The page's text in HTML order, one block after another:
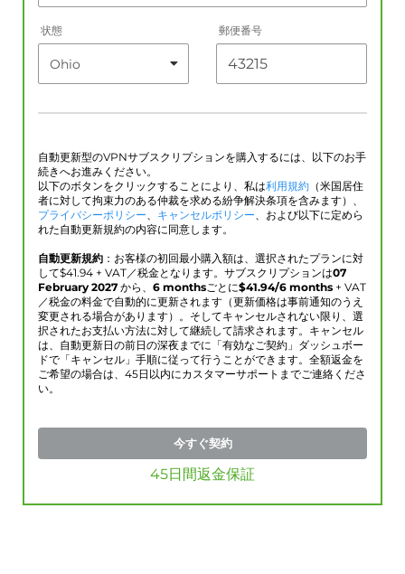
状態 郵便番号
自動更新型のVPNサブスクリプションを購入するには、以下のお手
続きへお進みください。
以下のボタンをクリックすることにより、私は利用規約 （米国居住
者に対して拘束力のある仲裁を求める紛争解決条項を含みます）、
プライバシーポリシー、 キャンセルポリシー、および以下に定めら
れた自動更新規約の内容に同意します。
自動更新規約 ：お客様の初回最小購入額は、選択されたプランに対
して$41.94 + VAT／税金となります。サブスクリプションは07
February 2027 から、 6 monthsごとに$41.94/6 months + VAT
／税金の料金で自動的に更新されます（更新価格は事前通知のうえ
変更される場合があります）。そしてキャンセルされない限り、選
択されたお支払い方法に対して継続して請求されます。キャンセル
は、自動更新日の前日の深夜までに「有効なご契約」ダッシュボー
ドで「キャンセル」手順に従って行うことができます。全額返金を
ご希望の場合は、45日以内にカスタマーサポートまでご連絡くださ
い。
今すぐ契約
45日間返金保証